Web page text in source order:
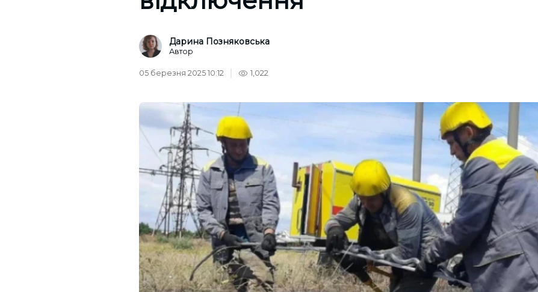
Дарина Позняковська
Автор
05 березня 2025 10:12 1,022